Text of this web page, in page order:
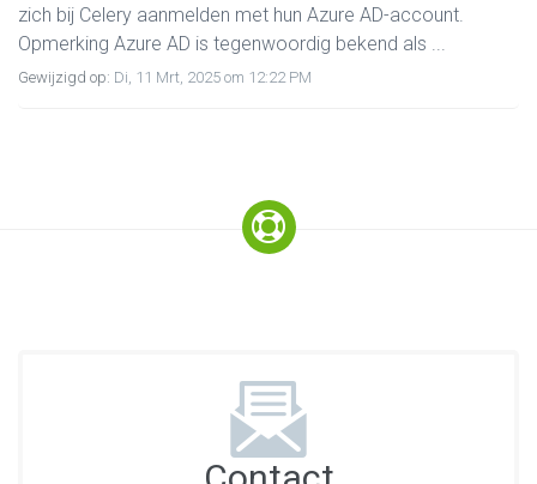
zich bij Celery aanmelden met hun Azure AD-account.
Opmerking Azure AD is tegenwoordig bekend als ...
Gewijzigd op: Di, 11 Mrt, 2025 om 12:22 PM